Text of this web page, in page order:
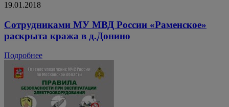
19.01.2018
Сотрудниками МУ МВД России «Раменское»
раскрыта кража в д.Донино
Подробнее